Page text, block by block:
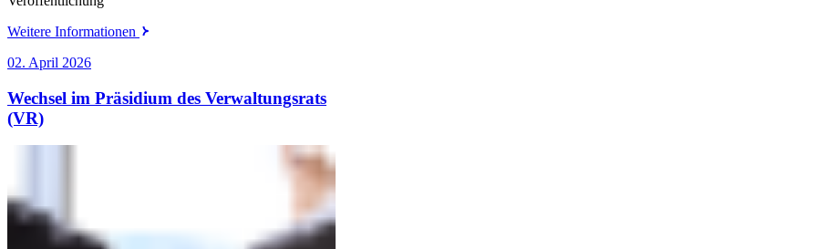
Weitere Informationen
02. April 2026
Wechsel im Präsidium des Verwaltungsrats
(VR)